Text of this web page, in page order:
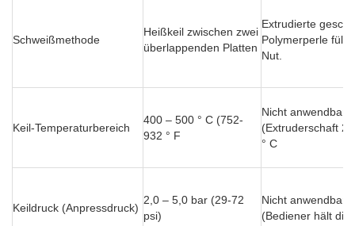
Schweißmethode
Heißkeil zwischen zwei
überlappenden Platten
Extrudierte
Polymerperle füllt
Nut.
Keil-Temperaturbereich
400 – 500 ° C (752-
932 ° F
Nicht anwendbar
(Extruderschaft
° C
Keildruck (Anpressdruck)
2,0 – 5,0 bar (29-72
psi)
Nicht anwendbar
(Bediener hält die